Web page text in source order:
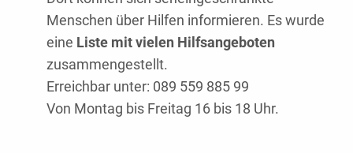
Menschen über Hilfen informieren. Es wurde
eine Liste mit vielen Hilfsangeboten
zusammengestellt.
Erreichbar unter: 089 559 885 99
Von Montag bis Freitag 16 bis 18 Uhr.